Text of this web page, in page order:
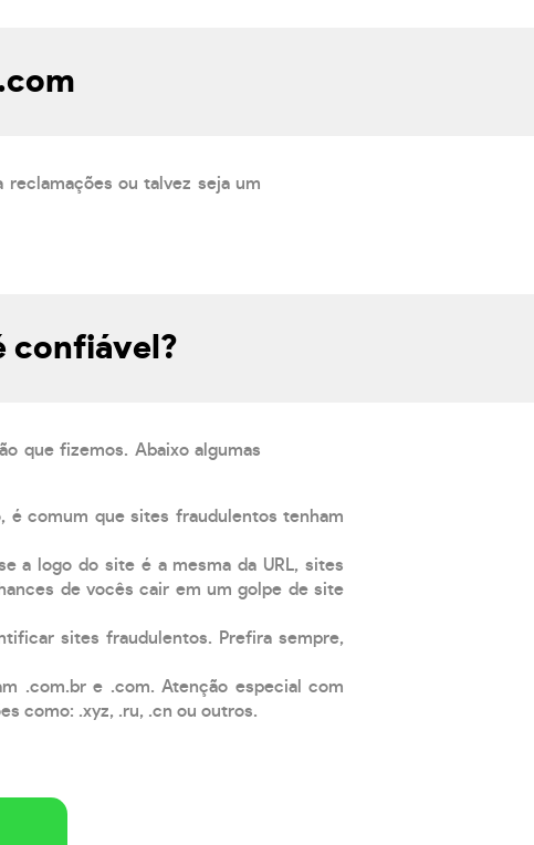
reclamações ou talvez seja um
confiável?
que fizemos. Abaixo algumas
é comum que sites fraudulentos tenham
a logo do site é a mesma da URL, sites
de vocês cair em um golpe de site
sites fraudulentos. Prefira sempre,
.com.br e .com. Atenção especial com
como: .xyz, .ru, .cn ou outros.